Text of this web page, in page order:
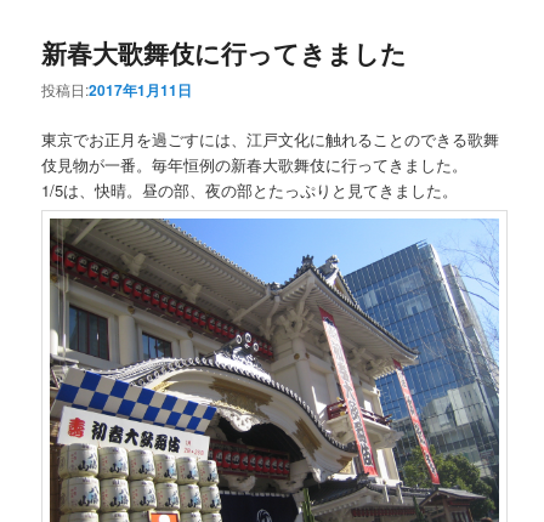
新春大歌舞伎に行ってきました
投稿日:2017年1月11日
東京でお正月を過ごすには、江戸文化に触れることのできる歌舞
伎見物が一番。毎年恒例の新春大歌舞伎に行ってきました。
1/5は、快晴。昼の部、夜の部とたっぷりと見てきました。